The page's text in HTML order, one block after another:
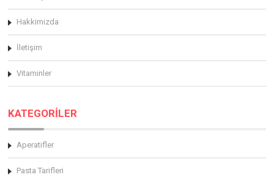
Hakkimizda
İletişim
Vitaminler
KATEGORİLER
Aperatifler
Pasta Tarifleri